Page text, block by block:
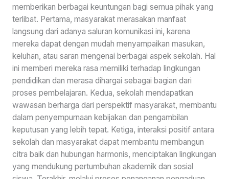
memberikan berbagai keuntungan bagi semua pihak yang
terlibat. Pertama, masyarakat merasakan manfaat
langsung dari adanya saluran komunikasi ini, karena
mereka dapat dengan mudah menyampaikan masukan,
keluhan, atau saran mengenai berbagai aspek sekolah. Hal
ini memberi mereka rasa memiliki terhadap lingkungan
pendidikan dan merasa dihargai sebagai bagian dari
proses pembelajaran. Kedua, sekolah mendapatkan
wawasan berharga dari perspektif masyarakat, membantu
dalam penyempurnaan kebijakan dan pengambilan
keputusan yang lebih tepat. Ketiga, interaksi positif antara
sekolah dan masyarakat dapat membantu membangun
citra baik dan hubungan harmonis, menciptakan lingkungan
yang mendukung pertumbuhan akademik dan sosial